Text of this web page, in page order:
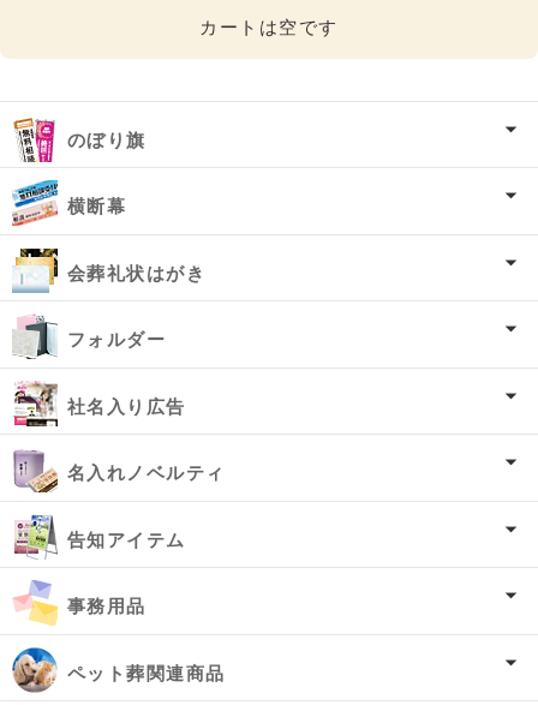
カートは空です
のぼり旗
横断幕
会葬礼状はがき
フォルダー
社名入り広告
名入れノベルティ
告知アイテム
事務用品
ペット葬関連商品